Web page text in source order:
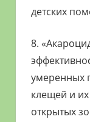
детских
8.
умеренных
клещей и
открытых